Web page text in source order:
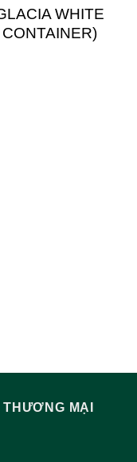
WHITE
MẠI